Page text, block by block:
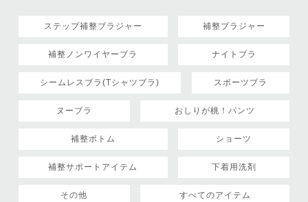
ステップ補整ブラジャー 補整ブラジャー
補整ノンワイヤーブラ ナイトブラ
シームレスブラ(Tシャツブラ) スポーツブラ
ヌーブラ おしりが桃！パンツ
補整ボトム ショーツ
補整サポートアイテム 下着用洗剤
その他 すべてのアイテム